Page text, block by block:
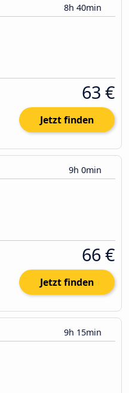
8h 40min
63 €
Jetzt finden
9h 0min
66 €
Jetzt finden
9h 15min